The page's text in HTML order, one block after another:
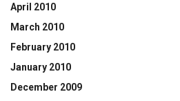
April 2010
March 2010
February 2010
January 2010
December 2009